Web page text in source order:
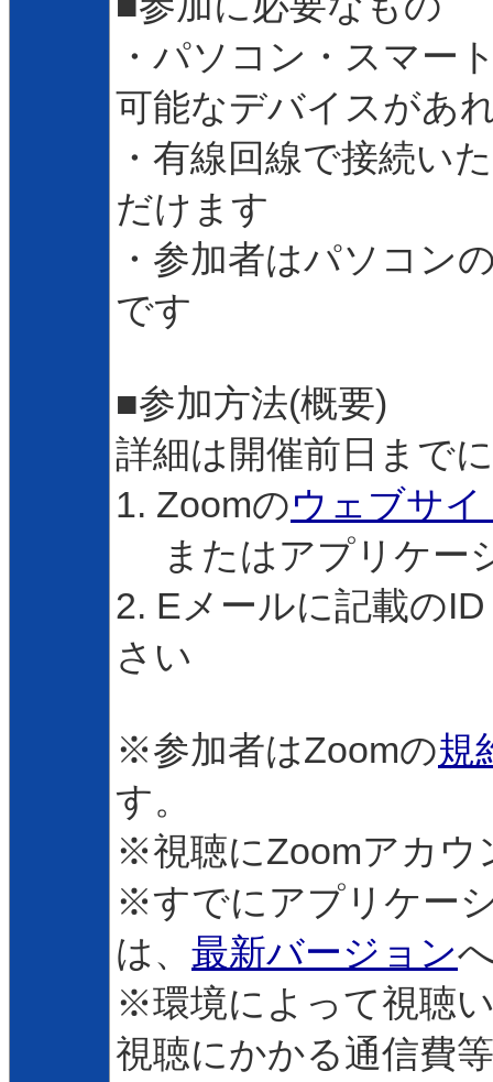
・パソコン・スマー
可能なデバイスがあ
・有線回線で接続い
だけます
・参加者はパソコン
です
■参加方法(概要)
詳細は開催前日まで
1. Zoomのウェブサイ
またはアプリケー
2. Eメールに記載の
さい
※参加者はZoomの規
す。
※視聴にZoomアカウ
※すでにアプリケー
は、 最新バージョン
※環境によって視聴
視聴にかかる通信費